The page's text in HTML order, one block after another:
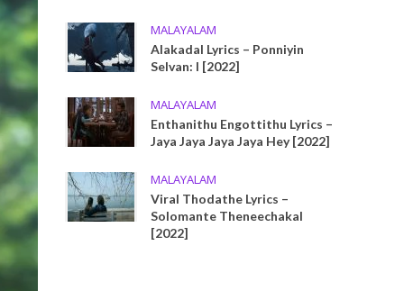
MALAYALAM
Alakadal Lyrics – Ponniyin
Selvan: I [2022]
MALAYALAM
Enthanithu Engottithu Lyrics –
Jaya Jaya Jaya Jaya Hey [2022]
MALAYALAM
Viral Thodathe Lyrics –
Solomante Theneechakal
[2022]